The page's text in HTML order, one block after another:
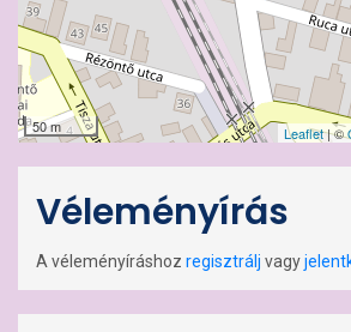
50 m Leaflet| ©
Véleményírás
A véleményíráshoz regisztrálj vagy